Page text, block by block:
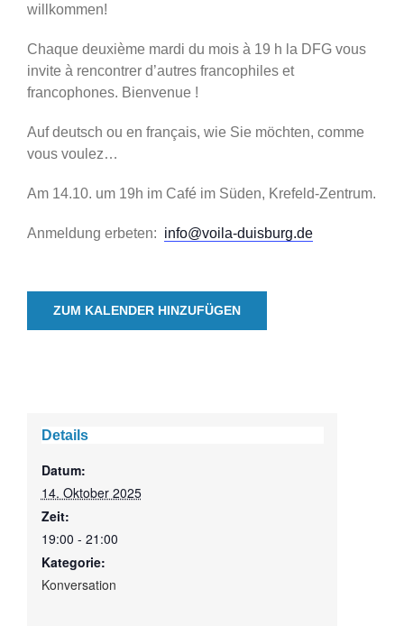
willkommen!
Chaque deuxième mardi du mois à 19 h la DFG vous
invite à rencontrer d’autres francophiles et
francophones. Bienvenue !
Auf deutsch ou en français, wie Sie möchten, comme
vous voulez…
Am 14.10. um 19h im Café im Süden, Krefeld-Zentrum.
Anmeldung erbeten: info@voila-duisburg.de
ZUM KALENDER HINZUFÜGEN
Details
Datum:
14. Oktober 2025
Zeit:
19:00 - 21:00
Kategorie:
Konversation